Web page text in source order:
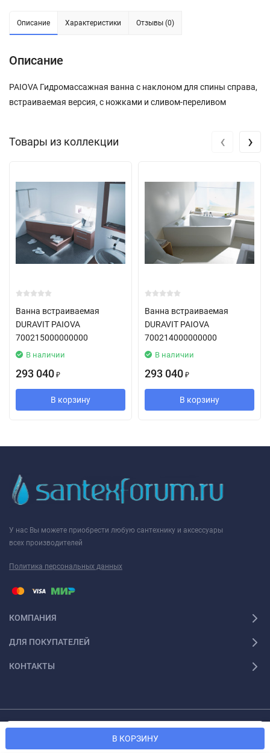
В КОРЗИНУ
Описание Характеристики Отзывы (0)
Описание
PAIOVA Гидромассажная ванна с наклоном для спины справа,
встраиваемая версия, с ножками и сливом-переливом
Товары из коллекции
Ванна встраиваемая
DURAVIT PAIOVA
700215000000000
В наличии
293 040 ₽
В корзину
Ванна встраиваемая
DURAVIT PAIOVA
700214000000000
В наличии
293 040 ₽
В корзину
‹ ›
У нас Вы можете приобрести любую сантехнику и аксессуары
всех производителей
Политика персональных данных
КОМПАНИЯ
ДЛЯ ПОКУПАТЕЛЕЙ
КОНТАКТЫ